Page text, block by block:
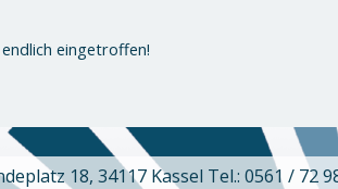
eingetroffen!
18, 34117 Kassel Tel.: 0561 / 72